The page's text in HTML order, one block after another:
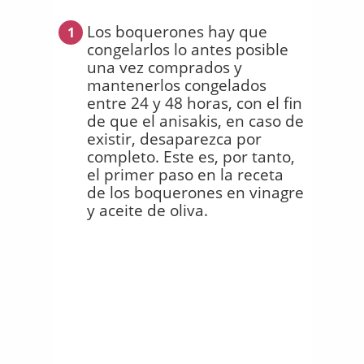
1
Los boquerones hay que
congelarlos lo antes posible
una vez comprados y
mantenerlos congelados
entre 24 y 48 horas, con el fin
de que el anisakis, en caso de
existir, desaparezca por
completo. Este es, por tanto,
el primer paso en la receta
de los boquerones en vinagre
y aceite de oliva.